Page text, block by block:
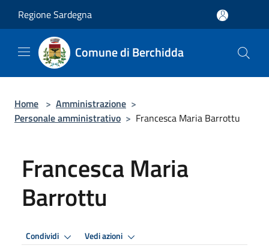
Regione Sardegna
Comune di Berchidda
Home > Amministrazione >
Personale amministrativo > Francesca Maria Barrottu
Francesca Maria
Barrottu
Condividi Vedi azioni